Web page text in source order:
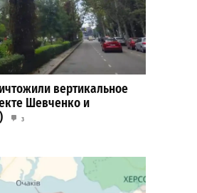
вертикальное
Шевченко и
3